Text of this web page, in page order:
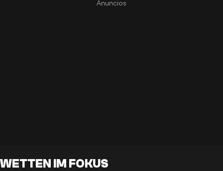
WETTEN IM FOKUS